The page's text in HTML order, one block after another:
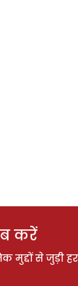
करें
मुद्दों से जुड़ी